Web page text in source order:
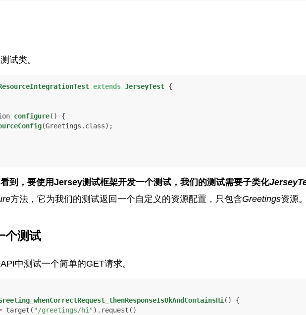
试类。
extends JerseyTest {
configure()
{
(Greetings.class);
到，要使用Jersey测试框架开发一个测试，我们的测试需要子类化
方法，它为我们的测试返回一个自定义的资源配置，只包含Greetings资源
个测试
中测试一个简单的GET请求。
()
{
target( "/greetings/hi" ).request()